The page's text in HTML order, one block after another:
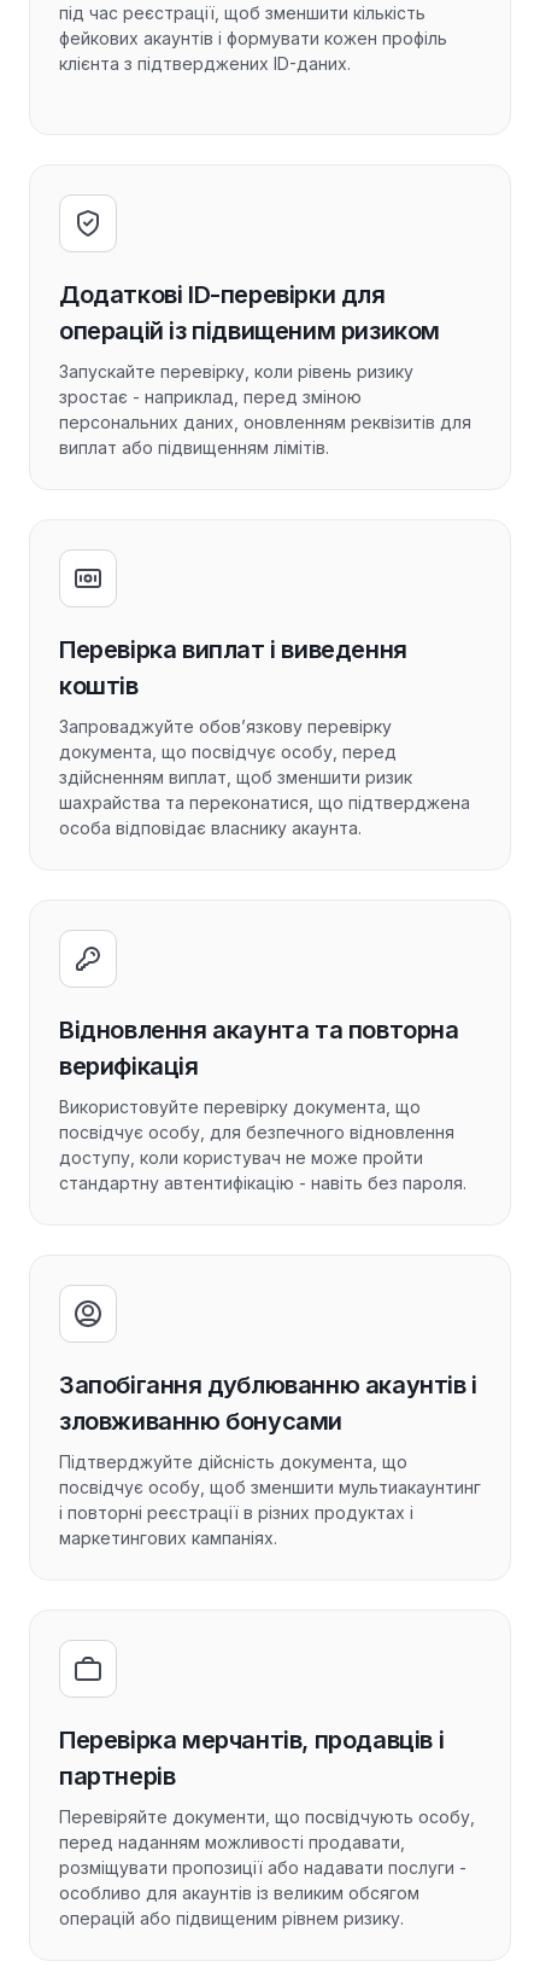
під час реєстрації, щоб зменшити кількість
фейкових акаунтів і формувати кожен профіль
клієнта з підтверджених ID-даних.
Додаткові ID-перевірки для
операцій із підвищеним ризиком
Запускайте перевірку, коли рівень ризику
зростає - наприклад, перед зміною
персональних даних, оновленням реквізитів для
виплат або підвищенням лімітів.
Перевірка виплат і виведення
коштів
Запроваджуйте обов’язкову перевірку
документа, що посвідчує особу, перед
здійсненням виплат, щоб зменшити ризик
шахрайства та переконатися, що підтверджена
особа відповідає власнику акаунта.
Відновлення акаунта та повторна
верифікація
Використовуйте перевірку документа, що
посвідчує особу, для безпечного відновлення
доступу, коли користувач не може пройти
стандартну автентифікацію - навіть без пароля.
Запобігання дублюванню акаунтів і
зловживанню бонусами
Підтверджуйте дійсність документа, що
посвідчує особу, щоб зменшити мультиакаунтинг
і повторні реєстрації в різних продуктах і
маркетингових кампаніях.
Перевірка мерчантів, продавців і
партнерів
Перевіряйте документи, що посвідчують особу,
перед наданням можливості продавати,
розміщувати пропозиції або надавати послуги -
особливо для акаунтів із великим обсягом
операцій або підвищеним рівнем ризику.